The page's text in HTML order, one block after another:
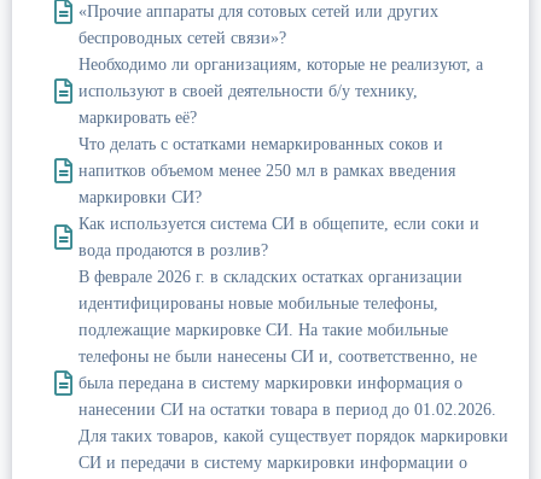
«Прочие аппараты для сотовых сетей или других
беспроводных сетей связи»?
Необходимо ли организациям, которые не реализуют, а
используют в своей деятельности б/у технику,
маркировать её?
Что делать с остатками немаркированных соков и
напитков объемом менее 250 мл в рамках введения
маркировки СИ?
Как используется система СИ в общепите, если соки и
вода продаются в розлив?
В феврале 2026 г. в складских остатках организации
идентифицированы новые мобильные телефоны,
подлежащие маркировке СИ. На такие мобильные
телефоны не были нанесены СИ и, соответственно, не
была передана в систему маркировки информация о
нанесении СИ на остатки товара в период до 01.02.2026.
Для таких товаров, какой существует порядок маркировки
СИ и передачи в систему маркировки информации о